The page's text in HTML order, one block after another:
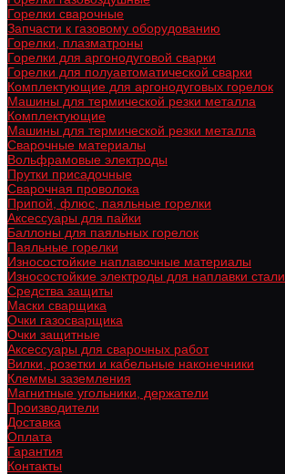
Горелки сварочные
Запчасти к газовому оборудованию
Горелки, плазматроны
Горелки для аргонодуговой сварки
Горелки для полуавтоматической сварки
Комплектующие для аргонодуговых горелок
Машины для термической резки металла
Комплектующие
Машины для термической резки металла
Сварочные материалы
Вольфрамовые электроды
Прутки присадочные
Сварочная проволока
Припой, флюс, паяльные горелки
Аксессуары для пайки
Баллоны для паяльных горелок
Паяльные горелки
Износостойкие наплавочные материалы
Износостойкие электроды для наплавки стали
Средства защиты
Маски сварщика
Очки газосварщика
Очки защитные
Аксессуары для сварочных работ
Вилки, розетки и кабельные наконечники
Клеммы заземления
Магнитные угольники, держатели
Производители
Доставка
Оплата
Гарантия
Контакты